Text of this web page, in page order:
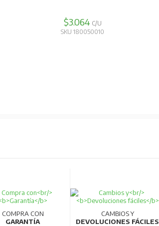
$3.064 C/U
SKU 180050010
COMPRA CON
GARANTÍA
CAMBIOS Y
DEVOLUCIONES FÁCILES